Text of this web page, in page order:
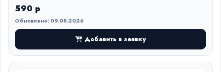
590 р
Обновлено: 09.08.2026
Добавить в заявку